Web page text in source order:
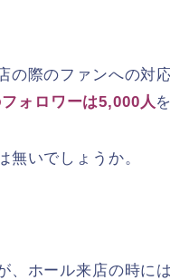
の際のファンへの対
ォロワーは5,000人
無いでしょうか。
、ホール来店の時に